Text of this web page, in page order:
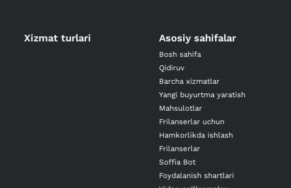
Xizmat turlari Asosiy sahifalar
Bosh sahifa
Qidiruv
Barcha xizmatlar
Yangi buyurtma yaratish
Mahsulotlar
Frilanserlar uchun
Hamkorlikda ishlash
Frilanserlar
Soffia Bot
Foydalanish shartlari